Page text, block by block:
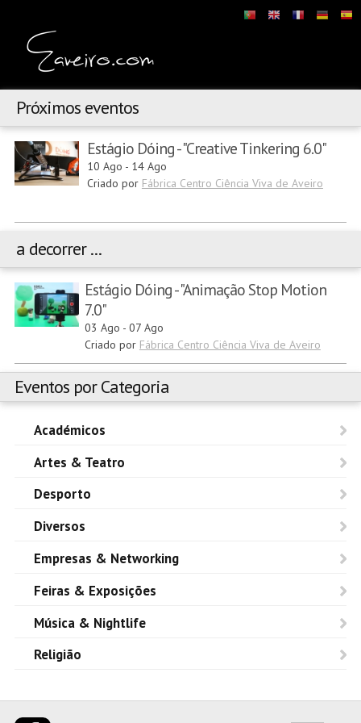
Próximos eventos
Estágio Dóing - "Creative Tinkering 6.0"
10 Ago - 14 Ago
Criado por Fábrica Centro Ciência Viva de Aveiro
a decorrer ...
Estágio Dóing - "Animação Stop Motion
7.0"
03 Ago - 07 Ago
Criado por Fábrica Centro Ciência Viva de Aveiro
Eventos por Categoria
Académicos
Artes & Teatro
Desporto
Diversos
Empresas & Networking
Feiras & Exposições
Música & Nightlife
Religião